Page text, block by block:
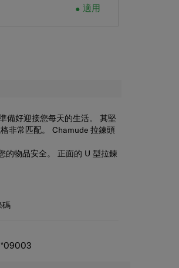
適用
備好迎接您每天的生活。 其堅
非常匹配。 Chamude 拉鍊頭
的物品安全。 正面的 U 型拉鍊
舒適且可拆卸，讓您可以整齊
碼